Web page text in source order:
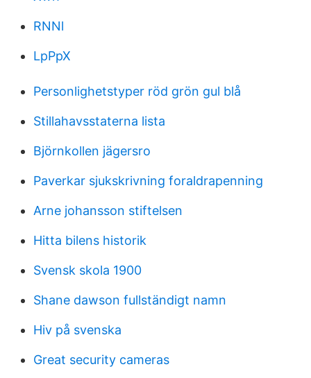
RNNl
LpPpX
Personlighetstyper röd grön gul blå
Stillahavsstaterna lista
Björnkollen jägersro
Paverkar sjukskrivning foraldrapenning
Arne johansson stiftelsen
Hitta bilens historik
Svensk skola 1900
Shane dawson fullständigt namn
Hiv på svenska
Great security cameras